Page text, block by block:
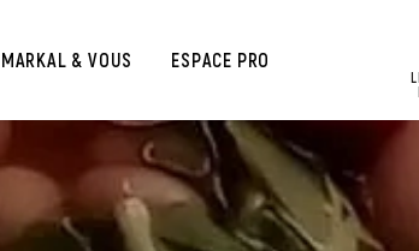
MARKAL & VOUS ESPACE PRO